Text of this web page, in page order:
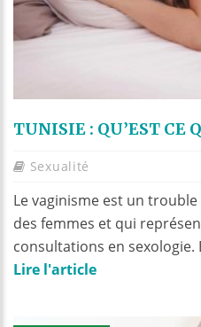
TUNISIE : QU’EST CE
Sexualité
Le vaginisme est un
des femmes et qui
consultations en sexologie.
Lire l'article